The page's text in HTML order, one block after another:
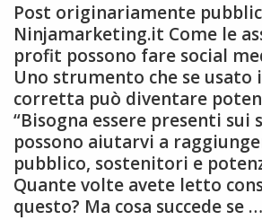
Post originariamente
Ninjamarketing.it Come le
profit possono fare social
Uno strumento che se usato
corretta può diventare
“Bisogna essere presenti sui
possono aiutarvi a
pubblico, sostenitori e
Quante volte avete letto
questo? Ma cosa succede se …